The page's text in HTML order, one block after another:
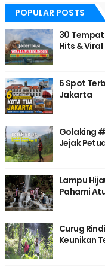
POPULAR POSTS
30
Hits &
6 Spot
Jakarta
Golaking
Jejak
Lampu
Pahami
Curug
Keunikan